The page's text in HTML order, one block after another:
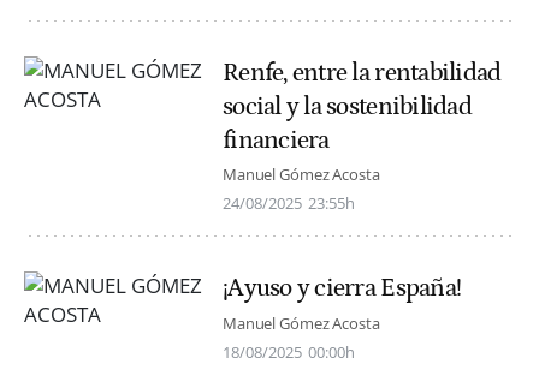
Renfe, entre la rentabilidad
social y la sostenibilidad
financiera
Manuel Gómez Acosta
24/08/2025 23:55h
¡Ayuso y cierra España!
Manuel Gómez Acosta
18/08/2025 00:00h